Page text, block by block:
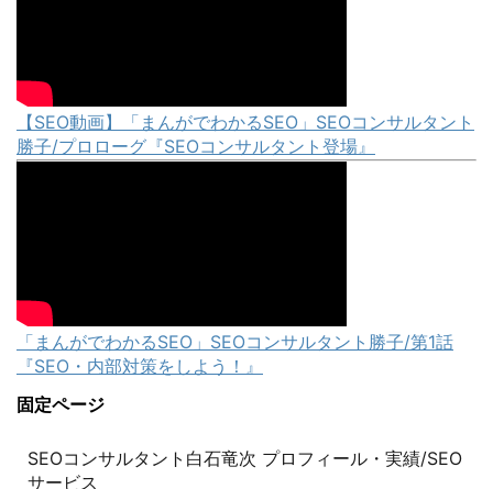
【SEO動画】「まんがでわかるSEO」SEOコンサルタント
勝子/プロローグ『SEOコンサルタント登場』
「まんがでわかるSEO」SEOコンサルタント勝子/第1話
『SEO・内部対策をしよう！』
固定ページ
SEOコンサルタント白石竜次 プロフィール・実績/SEO
サービス